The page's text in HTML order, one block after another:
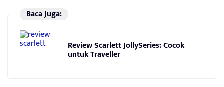
Baca Juga:
Review Scarlett JollySeries: Cocok
untuk Traveller